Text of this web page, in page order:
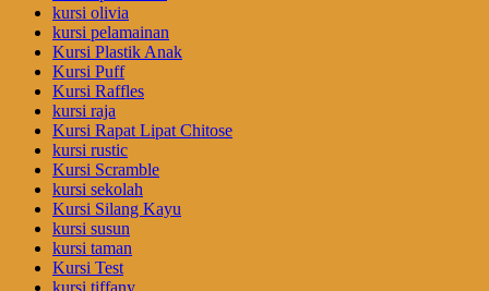
kursi olivia
kursi pelamainan
Kursi Plastik Anak
Kursi Puff
Kursi Raffles
kursi raja
Kursi Rapat Lipat Chitose
kursi rustic
Kursi Scramble
kursi sekolah
Kursi Silang Kayu
kursi susun
kursi taman
Kursi Test
kursi tiffany